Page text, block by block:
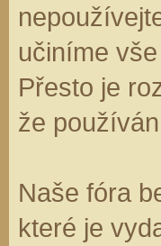
učiníme
Přesto je
že
Naše fóra
které je